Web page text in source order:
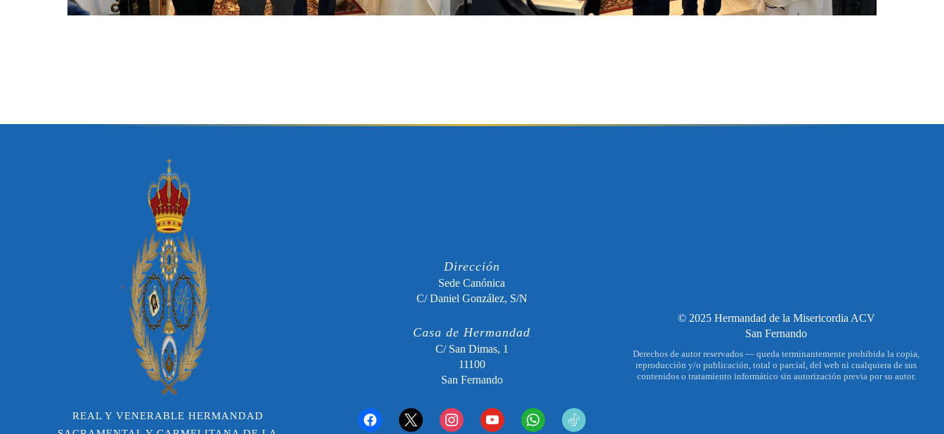
REAL Y VENERABLE HERMANDAD
Dirección
Sede Canónica
C/ Daniel González, S/N
Casa de Hermandad
C/ San Dimas, 1
11100
San Fernando
facebook x instagramyoutube whatsapp tiktok2
© 2025 Hermandad de la Misericordia ACV
San Fernando
Derechos de autor reservados — queda terminantemente prohibida la copia,
reproducción y/o publicación, total o parcial, del web ni cualquiera de sus
contenidos o tratamiento informático sin autorización previa por su autor.